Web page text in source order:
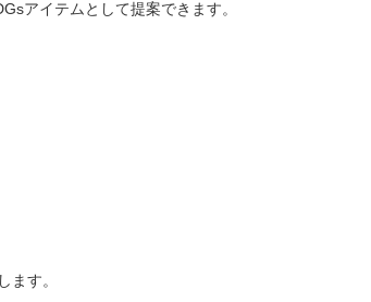
アイテムとして提案できます。
す。